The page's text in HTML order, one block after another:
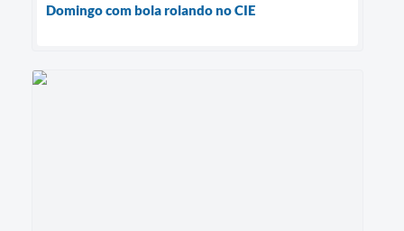
Domingo com bola rolando no CIE